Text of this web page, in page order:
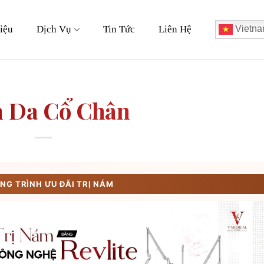
Dịch Vụ Tin Tức Liên Hệ
Da Cổ Chân
TRÌNH ƯU ĐÃI TRỊ NÁM